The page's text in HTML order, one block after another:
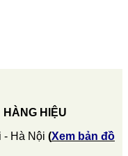
HÀNG HIỆU
- Hà Nội (Xem bản đồ